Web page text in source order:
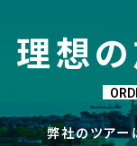
理想
弊社のツアー